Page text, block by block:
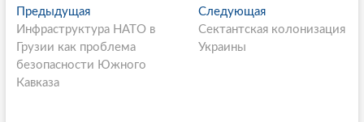
P
o
s
t
ПредыдущаяП
р
е
д
Инфраструктура НАТО в
Грузии как проблема
безопасности Южного
Кавказа
Следующая
л
Сектантская колонизация
Украины